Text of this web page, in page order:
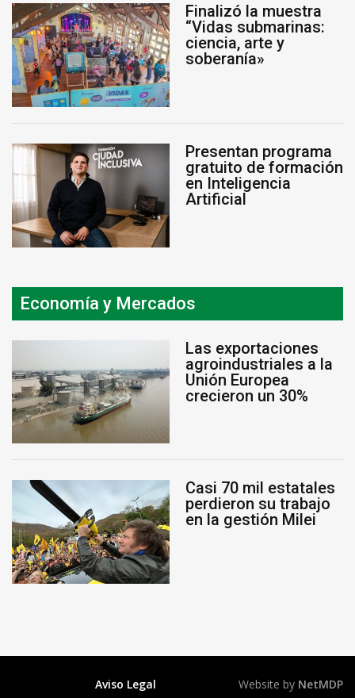
Finalizó la muestra
“Vidas submarinas:
ciencia, arte y
soberanía»
Presentan programa
gratuito de formación
en Inteligencia
Artificial
Economía y Mercados
Las exportaciones
agroindustriales a la
Unión Europea
crecieron un 30%
Casi 70 mil estatales
perdieron su trabajo
en la gestión Milei
Aviso Legal Website by NetMDP